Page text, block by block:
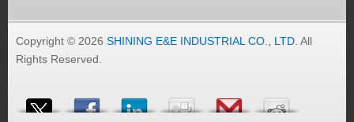
Copyright © 2026 SHINING E&E INDUSTRIAL CO., LTD . All
Rights Reserved.